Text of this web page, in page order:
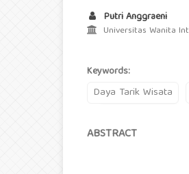
Putri Anggraeni
Universitas Wanita
Keywords:
Daya Tarik Wisata
ABSTRACT